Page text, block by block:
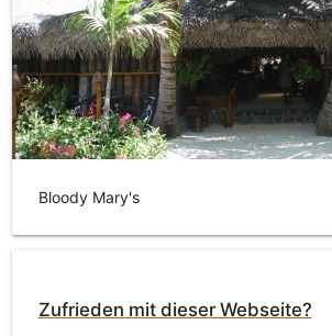
Bloody Mary's
Zufrieden mit dieser Webseite?